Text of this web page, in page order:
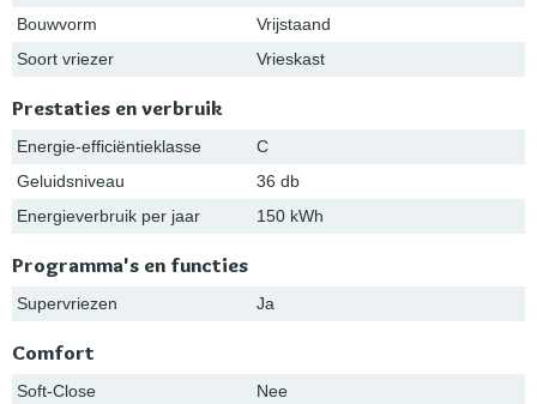
Bouwvorm
Vrijstaand
Soort vriezer
Vrieskast
Prestaties en verbruik
Energie-efficiëntieklasse
C
Geluidsniveau
36 db
Energieverbruik per jaar
150 kWh
Programma's en functies
Supervriezen Ja
Comfort
Soft-Close
Nee